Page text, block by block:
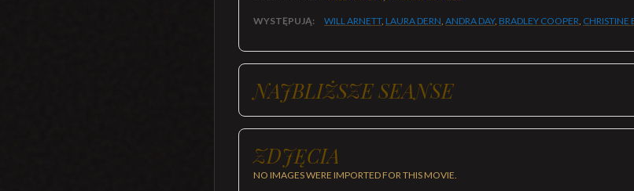
WYSTĘPUJĄ: WILL ARNETT, LAURA DERN, ANDRA DAY, BRADLEY COOPER, CHRISTINE
NAJBLIŻSZE SEANSE
ZDJĘCIA
NO IMAGES WERE IMPORTED FOR THIS MOVIE.